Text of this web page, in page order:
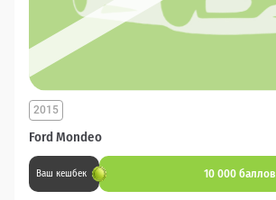
Ford Mondeo
2015
Ваш кешбек 10 000 баллов